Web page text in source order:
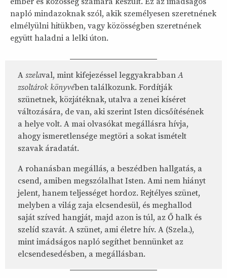
napló mindazoknak szól, akik személyesen szeretnének
elmélyülni hitükben, vagy közösségben szeretnének
együtt haladni a lelki úton.
A szelaval, mint kifejezéssel leggyakrabbanA
zsoltárok könyvében találkozunk. Fordítják
szünetnek, közjátéknak, utalva a zenei kíséret
változására, de van, aki szerint Isten dicsőítésének
a helye volt. A mai olvasókat megállásra hívja,
ahogy ismeretlensége megtöri a sokat ismételt
szavak áradatát.
A rohanásban megállás, a beszédben hallgatás, a
csend, amiben megszólalhat Isten. Ami nem hiányt
jelent, hanem teljességet hordoz. Rejtélyes szünet,
melyben a világ zaja elcsendesül, és meghallod
saját szíved hangját, majd azon is túl, az Ő halk és
szelíd szavát. A szünet, ami életre hív. A (Szela.),
mint imádságos napló segíthet bennünket az
elcsendesedésben, a megállásban.